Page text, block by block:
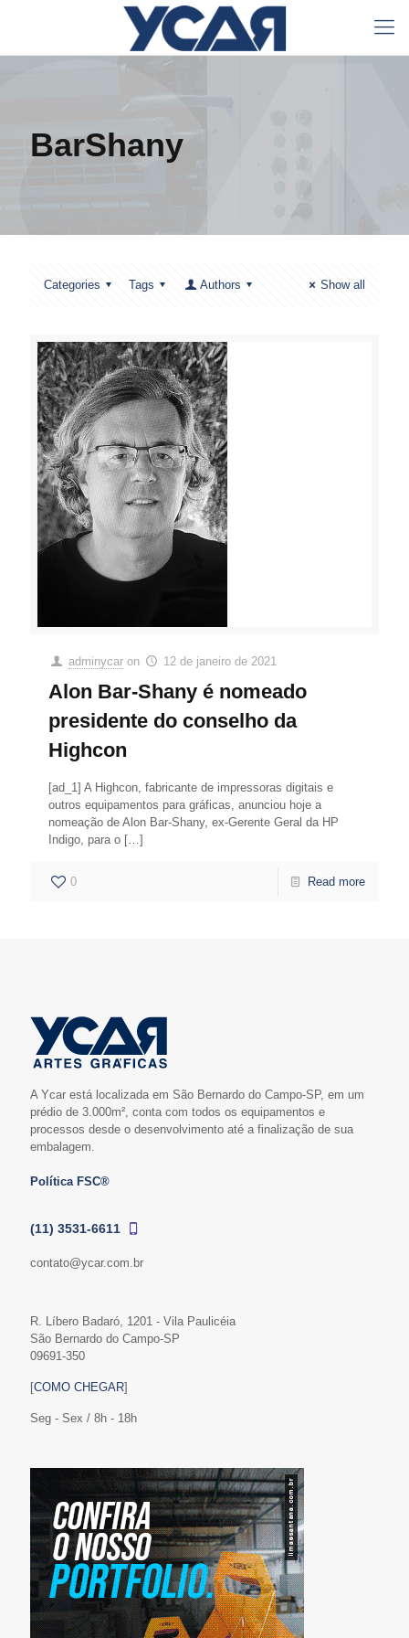
BarShany
Categories Tags Authors Show all
adminycar on 12 de janeiro de 2021
Alon Bar-Shany é nomeado
presidente do conselho da
Highcon
[ad_1] A Highcon, fabricante de impressoras digitais e
outros equipamentos para gráficas, anunciou hoje a
nomeação de Alon Bar-Shany, ex-Gerente Geral da HP
Indigo, para o […]
0 Read more
A Ycar está localizada em São Bernardo do Campo-SP, em um
prédio de 3.000m², conta com todos os equipamentos e
processos desde o desenvolvimento até a finalização de sua
embalagem.
Política FSC®
(11) 3531-6611
contato@ycar.com.br
R. Líbero Badaró, 1201 - Vila Paulicéia
São Bernardo do Campo-SP
09691-350
[COMO CHEGAR]
Seg - Sex / 8h - 18h